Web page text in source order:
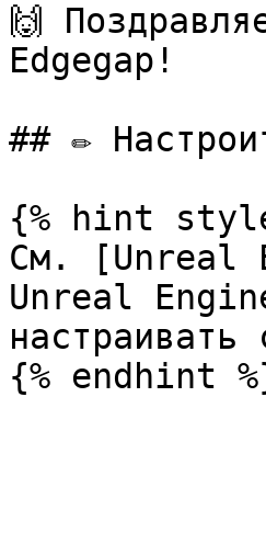
🙌
Edgegap!
## ✏️
{% hint
См. [Unreal
Unreal
настраивать